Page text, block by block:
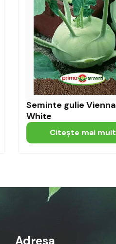
Seminte gulie Vienna
White
Citeşte mai mult
Adresa